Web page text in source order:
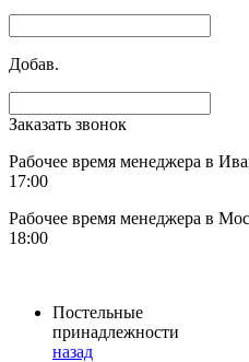
Добав.
Заказать звонок
Рабочее время менеджера в
17:00
Рабочее время менеджера в
18:00
Постельные
принадлежности
назад